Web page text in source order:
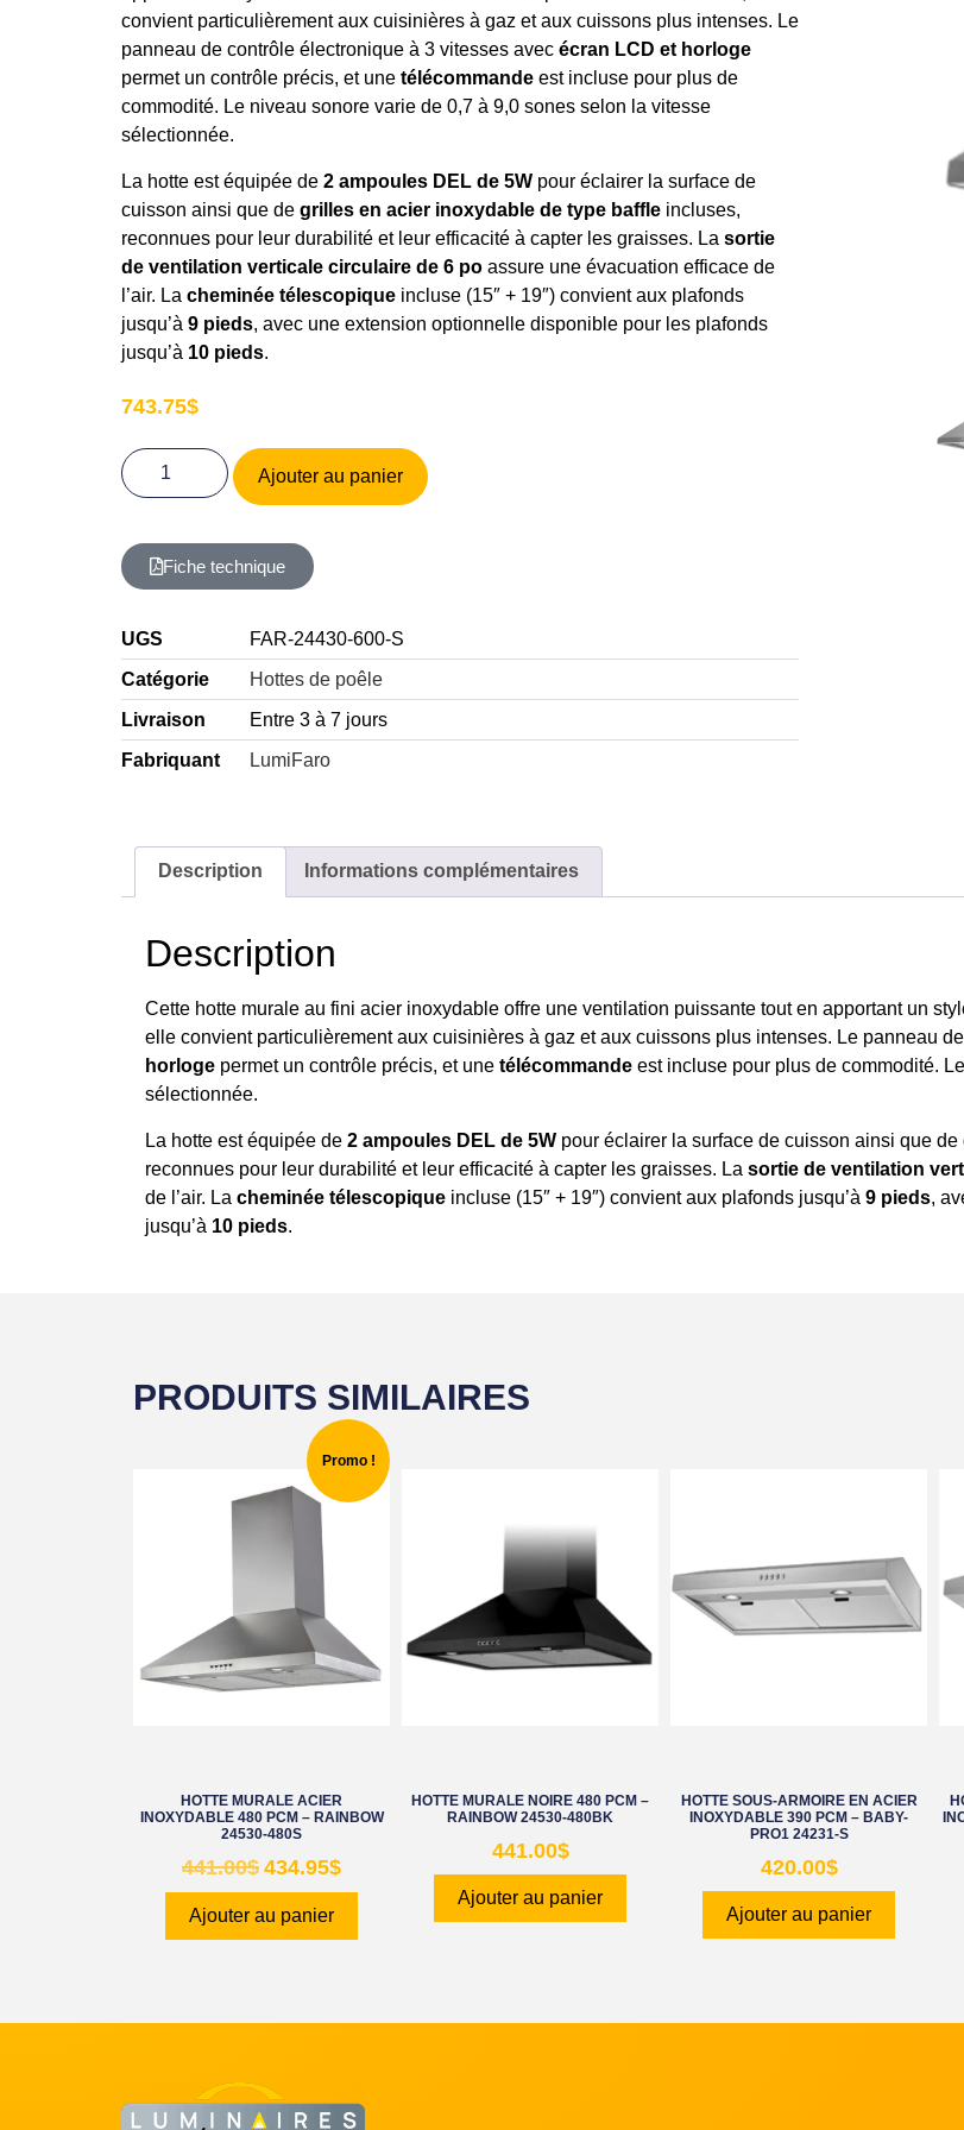
convient particulièrement aux cuisinières à gaz et aux cuissons plus intenses. Le
panneau de contrôle électronique à 3 vitesses avec écran LCD et horloge
permet un contrôle précis, et une télécommande est incluse pour plus de
commodité. Le niveau sonore varie de 0,7 à 9,0 sones selon la vitesse
sélectionnée.
La hotte est équipée de 2 ampoules DEL de 5W pour éclairer la surface de
cuisson ainsi que de grilles en acier inoxydable de type baffle incluses,
reconnues pour leur durabilité et leur efficacité à capter les graisses. La sortie
de ventilation verticale circulaire de 6 po assure une évacuation efficace de
l’air. La cheminée télescopique incluse (15″ + 19″) convient aux plafonds
jusqu’à 9 pieds, avec une extension optionnelle disponible pour les plafonds
jusqu’à 10 pieds.
743.75$
Ajouter au panier
Fiche technique
UGS
FAR-24430-600-S
Catégorie
Hottes de poêle
Livraison
Entre 3 à 7 jours
Fabriquant
LumiFaro
Description Informations complémentaires
Description
Cette hotte murale au fini acier inoxydable offre une ventilation puissante tout en apportant un
elle convient particulièrement aux cuisinières à gaz et aux cuissons plus intenses. Le panneau
horloge permet un contrôle précis, et une télécommande est incluse pour plus de commodité.
sélectionnée.
La hotte est équipée de 2 ampoules DEL de 5W pour éclairer la surface de cuisson ainsi que de
reconnues pour leur durabilité et leur efficacité à capter les graisses. La sortie de ventilation
de l’air. La cheminée télescopique incluse (15″ + 19″) convient aux plafonds jusqu’à 9 pieds,
jusqu’à 10 pieds.
PRODUITS SIMILAIRES
Promo !
HOTTE MURALE ACIER
INOXYDABLE 480 PCM – RAINBOW
24530-480S
441.00$ 434.95$
Ajouter au panier
HOTTE MURALE NOIRE 480 PCM –
RAINBOW 24530-480BK
441.00$
Ajouter au panier
HOTTE SOUS-ARMOIRE EN ACIER
INOXYDABLE 390 PCM – BABY-
PRO1 24231-S
420.00$
Ajouter au panier